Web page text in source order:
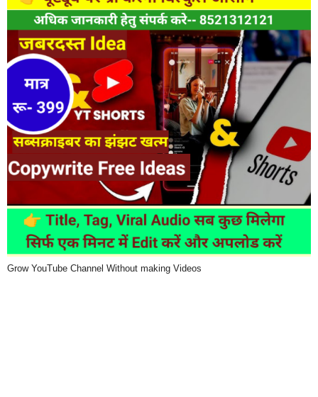
Grow YouTube Channel Without making Videos